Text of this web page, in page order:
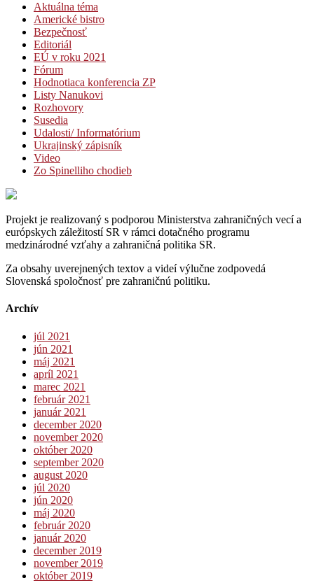
Aktuálna téma
Americké bistro
Bezpečnosť
Editoriál
EÚ v roku 2021
Fórum
Hodnotiaca konferencia ZP
Listy Nanukovi
Rozhovory
Susedia
Udalosti/ Informatórium
Ukrajinský zápisník
Video
Zo Spinelliho chodieb
Projekt je realizovaný s podporou Ministerstva zahraničných vecí a
európskych záležitostí SR v rámci dotačného programu
medzinárodné vzťahy a zahraničná politika SR.
Za obsahy uverejnených textov a videí výlučne zodpovedá
Slovenská spoločnosť pre zahraničnú politiku.
Archív
júl 2021
jún 2021
máj 2021
apríl 2021
marec 2021
február 2021
január 2021
december 2020
november 2020
október 2020
september 2020
august 2020
júl 2020
jún 2020
máj 2020
február 2020
január 2020
december 2019
november 2019
október 2019